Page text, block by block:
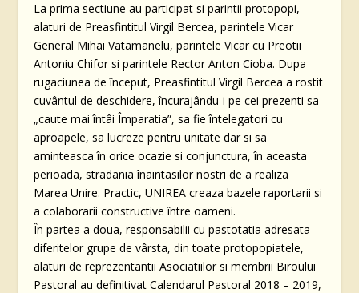
La prima sectiune au participat si parintii protopopi,
alaturi de Preasfintitul Virgil Bercea, parintele Vicar
General Mihai Vatamanelu, parintele Vicar cu Preotii
Antoniu Chifor si parintele Rector Anton Cioba. Dupa
rugaciunea de început, Preasfintitul Virgil Bercea a rostit
cuvântul de deschidere, încurajându-i pe cei prezenti sa
„caute mai întâi Împaratia”, sa fie întelegatori cu
aproapele, sa lucreze pentru unitate dar si sa
aminteasca în orice ocazie si conjunctura, în aceasta
perioada, stradania înaintasilor nostri de a realiza
Marea Unire. Practic, UNIREA creaza bazele raportarii si
a colaborarii constructive între oameni.
În partea a doua, responsabilii cu pastotatia adresata
diferitelor grupe de vârsta, din toate protopopiatele,
alaturi de reprezentantii Asociatiilor si membrii Biroului
Pastoral au definitivat Calendarul Pastoral 2018 – 2019,